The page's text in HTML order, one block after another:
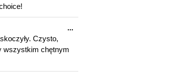
Czysto,
wszystkim chętnym
...